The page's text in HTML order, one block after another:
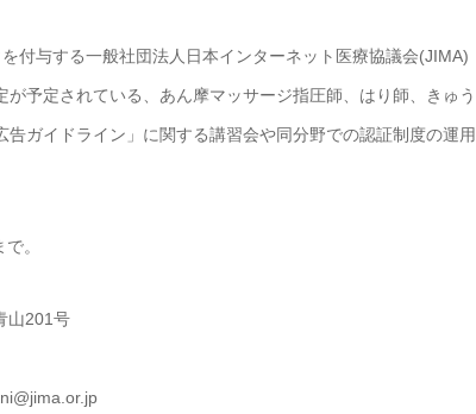
付与する一般社団法人日本インターネット医療協議会(JIMA)
予定されている、あん摩マッサージ指圧師、はり師、きゅう
ガイドライン」に関する講習会や同分野での認証制度の運用
。
山201号